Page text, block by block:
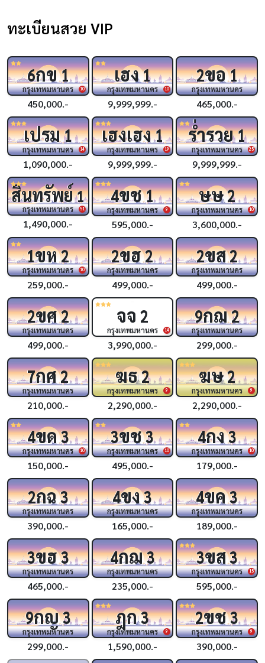
ทะเบียนสวย VIP
10
6กข1
กรุงเทพมหานคร
450,000.-
10
เฮง1
กรุงเทพมหานคร
9,999,999.-
2ขอ1
กรุงเทพมหานคร
465,000.-
14
เปรม1
กรุงเทพมหานคร
1,090,000.-
19
เฮงเฮง1
กรุงเทพมหานคร
9,999,999.-
25
ร่ำรวย1
กรุงเทพมหานคร
9,999,999.-
51
สินทรัพย์1
กรุงเทพมหานคร
1,490,000.-
9
4ขช1
กรุงเทพมหานคร
595,000.-
10
ษษ2
กรุงเทพมหานคร
3,600,000.-
10
1ขห2
กรุงเทพมหานคร
259,000.-
2ขฮ2
กรุงเทพมหานคร
499,000.-
2ขส2
กรุงเทพมหานคร
499,000.-
2ขศ2
กรุงเทพมหานคร
499,000.-
14
จจ 2
กรุงเทพมหานคร
3,990,000.-
9กฌ2
กรุงเทพมหานคร
299,000.-
7กศ2
กรุงเทพมหานคร
210,000.-
9
ฆธ2
กรุงเทพมหานคร
2,290,000.-
9
ฆษ2
กรุงเทพมหานคร
2,290,000.-
10
4ขด3
กรุงเทพมหานคร
150,000.-
10
3ขช3
กรุงเทพมหานคร
495,000.-
10
4กง3
กรุงเทพมหานคร
179,000.-
2กฉ3
กรุงเทพมหานคร
390,000.-
4ขง3
กรุงเทพมหานคร
165,000.-
4ขค3
กรุงเทพมหานคร
189,000.-
3ขฮ3
กรุงเทพมหานคร
465,000.-
4กฌ3
กรุงเทพมหานคร
235,000.-
15
3ขส3
กรุงเทพมหานคร
595,000.-
9กญ3
กรุงเทพมหานคร
299,000.-
9
ฎก3
กรุงเทพมหานคร
1,590,000.-
9
2ขช3
กรุงเทพมหานคร
390,000.-